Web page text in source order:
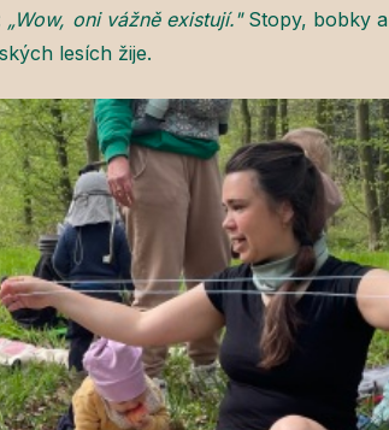
„Wow, oni vážně existují."Stopy, bobky a
lesích žije.